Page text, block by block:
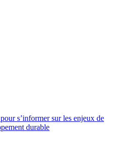
s’informer sur les enjeux de
durable